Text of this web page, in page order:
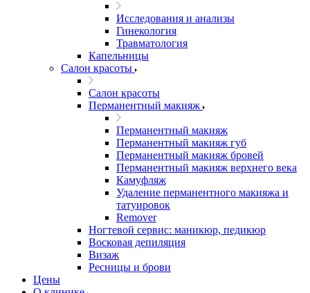
Исследования и анализы
Гинекология
Травматология
Капельницы
Салон красоты
Салон красоты
Перманентный макияж
Перманентный макияж
Перманентный макияж губ
Перманентный макияж бровей
Перманентный макияж верхнего века
Камуфляж
Удаление перманентного макияжа и
татуировок
Remover
Ногтевой сервис: маникюр, педикюр
Восковая депиляция
Визаж
Ресницы и брови
Цены